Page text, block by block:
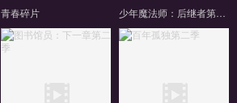
青春碎片
少年魔法师：后继者第三季